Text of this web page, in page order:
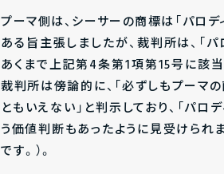
プーマ側は、シーサーの商標は「パロデ
ある旨主張しましたが、裁判所は、「
あくまで上記第4条第1項第15号に該
裁判所は傍論的に、「必ずしもプーマ
ともいえない」と判示しており、「パ
う価値判断もあったように見受けられ
です。）。